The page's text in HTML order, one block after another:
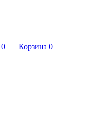
0 Корзина 0